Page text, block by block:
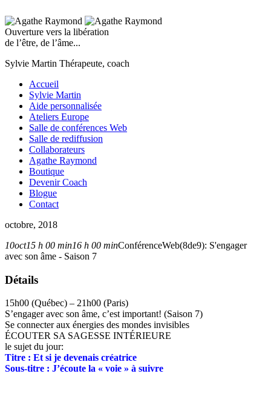
Ouverture vers la libération
de l’être, de l’âme...
Sylvie Martin Thérapeute, coach
Accueil
Sylvie Martin
Aide personnalisée
Ateliers Europe
Salle de conférences Web
Salle de rediffusion
Collaborateurs
Agathe Raymond
Boutique
Devenir Coach
Blogue
Contact
octobre, 2018
10oct15 h 00 min16 h 00 minConférenceWeb(8de9): S'engager
avec son âme - Saison 7
Détails
15h00 (Québec) – 21h00 (Paris)
S’engager avec son âme, c’est important! (Saison 7)
Se connecter aux énergies des mondes invisibles
ÉCOUTER SA SAGESSE INTÉRIEURE
le sujet du jour:
Titre : Et si je devenais créatrice
Sous-titre : J’écoute la « voie » à suivre